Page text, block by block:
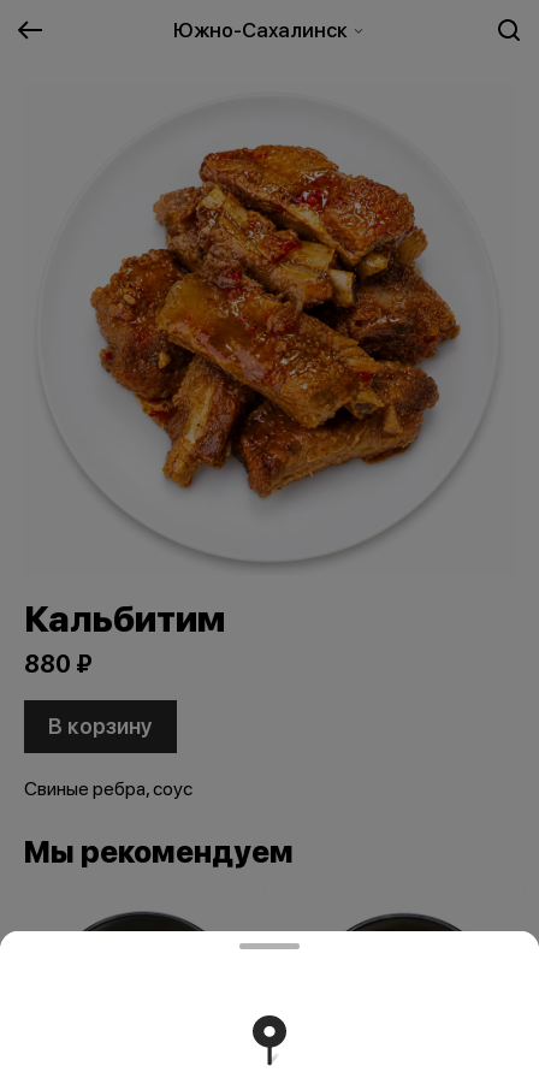
Южно-Сахалинск
Кальбитим
880 ₽
В корзину
Свиные ребра, соус
Мы рекомендуем